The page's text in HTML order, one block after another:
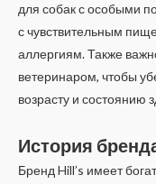
для собак с особыми
с чувствительным
аллергиям. Также
ветеринаром, чтобы
возрасту и состоянию
История
Бренд Hill’s имеет